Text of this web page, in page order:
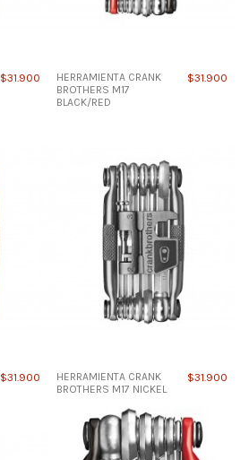
$31.900
HERRAMIENTA CRANK
BROTHERS M17
BLACK/RED
$31.900
$31.900
HERRAMIENTA CRANK
BROTHERS M17 NICKEL
$31.900